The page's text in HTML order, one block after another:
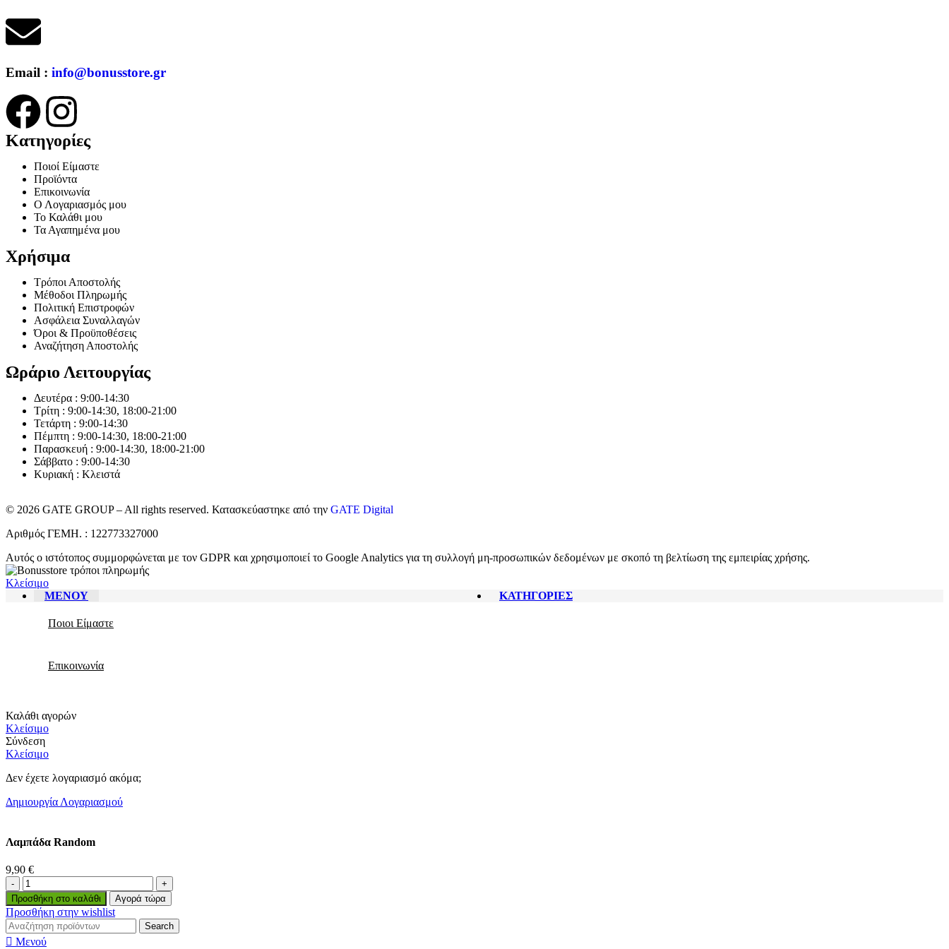
Email : info@bonusstore.gr
Κατηγορίες
Ποιοί Είμαστε
Προϊόντα
Επικοινωνία
Ο Λογαριασμός μου
Το Καλάθι μου
Τα Αγαπημένα μου
Χρήσιμα
Τρόποι Αποστολής
Μέθοδοι Πληρωμής
Πολιτική Επιστροφών
Ασφάλεια Συναλλαγών
Όροι & Προϋποθέσεις
Αναζήτηση Αποστολής
Ωράριο Λειτουργίας
Δευτέρα : 9:00-14:30
Τρίτη : 9:00-14:30, 18:00-21:00
Τετάρτη : 9:00-14:30
Πέμπτη : 9:00-14:30, 18:00-21:00
Παρασκευή : 9:00-14:30, 18:00-21:00
Σάββατο : 9:00-14:30
Κυριακή : Κλειστά
© 2026 GATE GROUP – All rights reserved. Κατασκεύαστηκε από την GATE Digital
Αριθμός ΓΕΜΗ. : 122773327000
Αυτός ο ιστότοπος συμμορφώνεται με τον GDPR και χρησιμοποιεί το Google Analytics για τη συλλογή μη-προσωπικών δεδομένων με σκοπό τη βελτίωση της εμπειρίας χρήσης.
Κλείσιμο
ΚΑΤΗΓΟΡΙΕΣ
ΜΕΝΟΥ
Ποιοι Είμαστε
Επικοινωνία
Καλάθι αγορών
Κλείσιμο
Σύνδεση
Κλείσιμο
Δεν έχετε λογαριασμό ακόμα;
Δημιουργία Λογαριασμού
Λαμπάδα Random
9,90 €
Προσθήκη στο καλάθι Αγορά τώρα
Προσθήκη στην wishlist
Search
Μενού